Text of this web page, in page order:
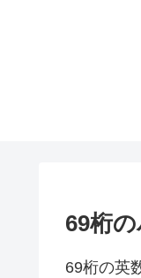
69桁
69桁の英